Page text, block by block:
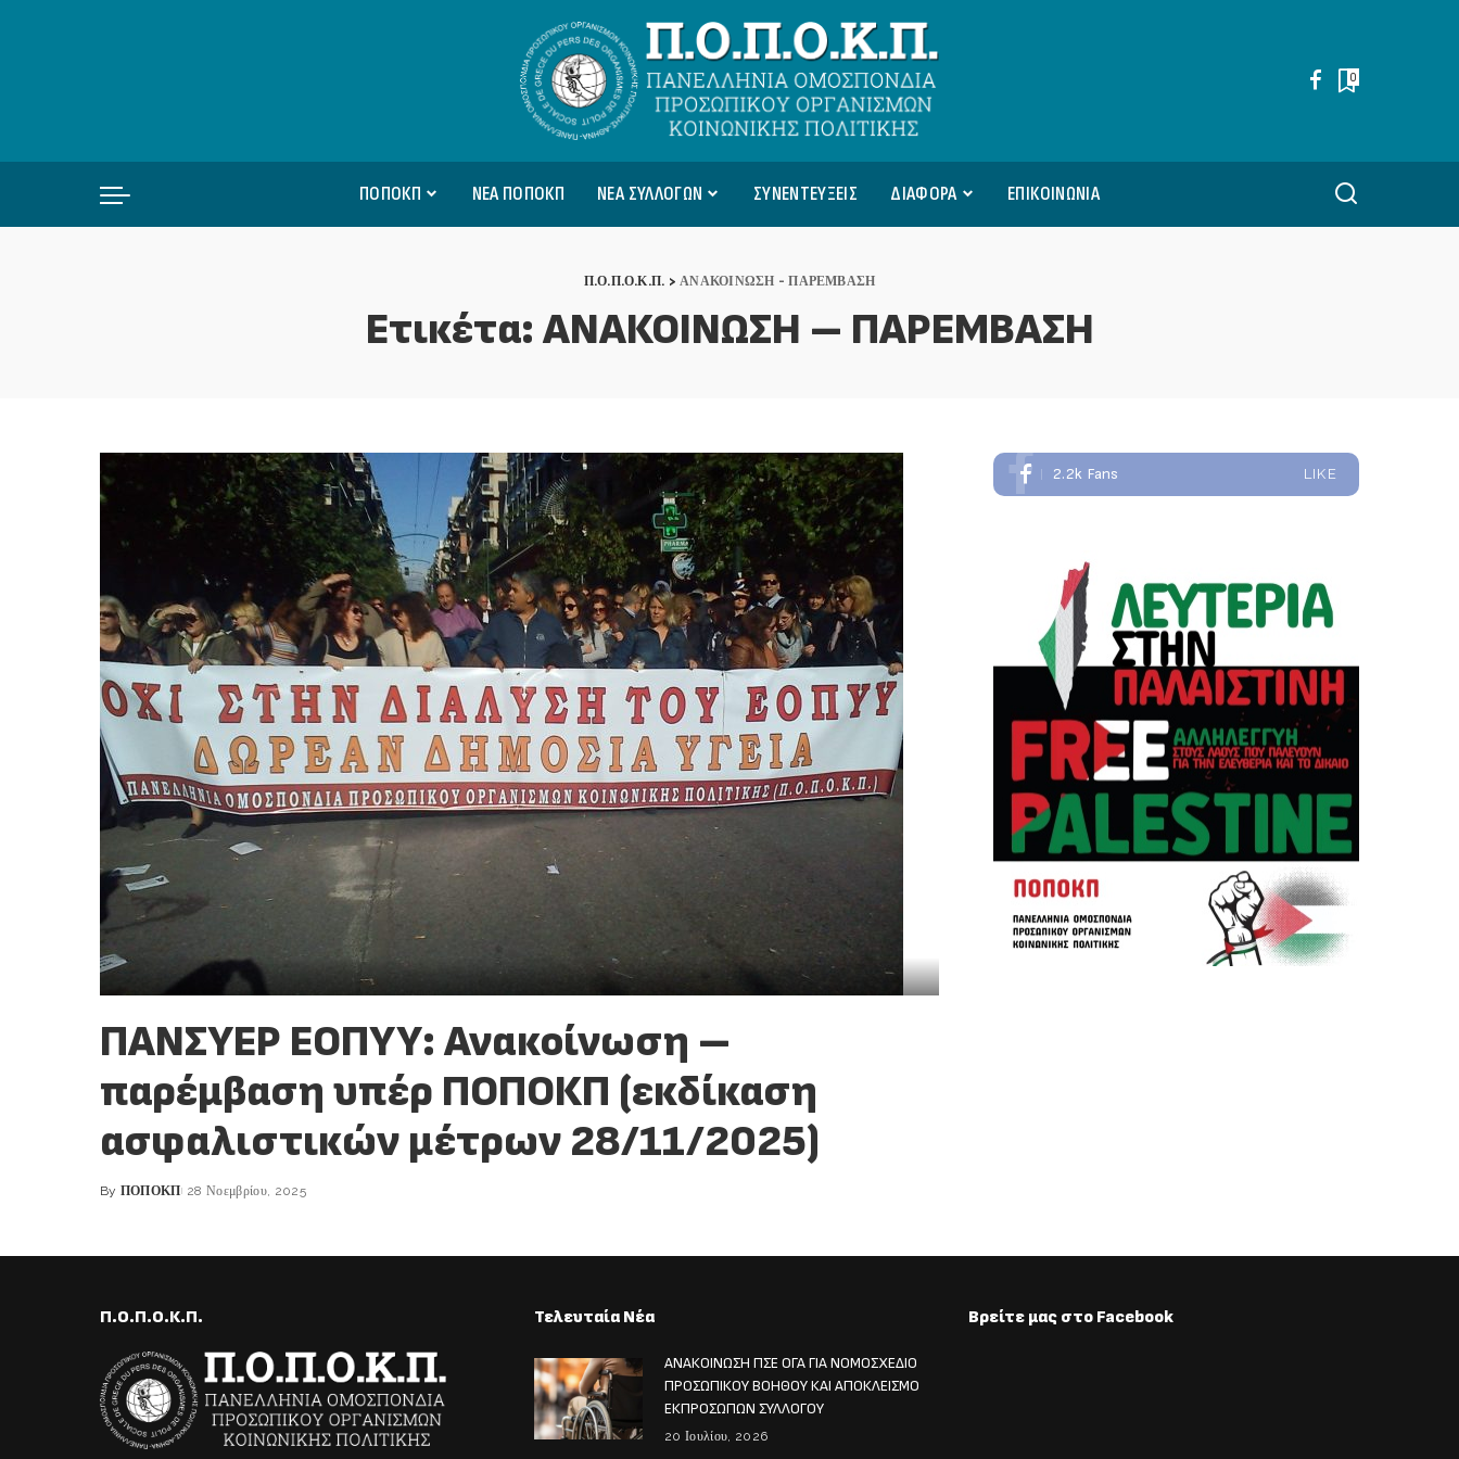
0
ΠΟΠΟΚΠ ΝΕΑ ΠΟΠΟΚΠ ΝΕΑ ΣΥΛΛΟΓΩΝ ΣΥΝΕΝΤΕΥΞΕΙΣ ΔΙΑΦΟΡΑ ΕΠΙΚΟΙΝΩΝΊΑ
Π.Ο.Π.Ο.Κ.Π. > ΑΝΑΚΟΙΝΩΣΗ - ΠΑΡΕΜΒΑΣΗ
Ετικέτα: ΑΝΑΚΟΙΝΩΣΗ – ΠΑΡΕΜΒΑΣΗ
ΠΑΝΣΥΕΡ ΕΟΠΥΥ: Ανακοίνωση –
παρέμβαση υπέρ ΠΟΠΟΚΠ (εκδίκαση
ασφαλιστικών μέτρων 28/11/2025)
Posted
By ΠΟΠΟΚΠ 28 Νοεμβρίου, 2025
2.2k Fans LIKE
Π.Ο.Π.Ο.Κ.Π. Τελευταία Νέα
ΑΝΑΚΟΙΝΩΣΗ ΠΣΕ ΟΓΑ ΓΙΑ ΝΟΜΟΣΧΕΔΙΟ
ΠΡΟΣΩΠΙΚΟΥ ΒΟΗΘΟΥ ΚΑΙ ΑΠΟΚΛΕΙΣΜΟ
ΕΚΠΡΟΣΩΠΩΝ ΣΥΛΛΟΓΟΥ
20 Ιουλίου, 2026
Βρείτε μας στο Facebook